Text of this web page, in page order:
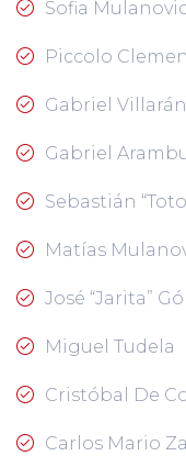
Sofia
Piccolo
Gabriel Villarán
Gabriel
Sebastián
Matías
José “Jarita”
Miguel Tudela
Cristóbal De
Carlos Mario